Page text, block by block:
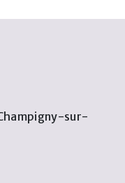
sur-